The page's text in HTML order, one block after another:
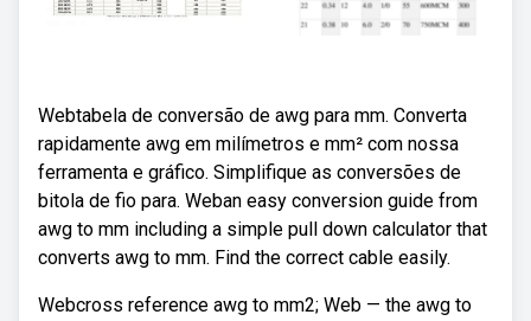
Webtabela de conversão de awg para mm. Converta
rapidamente awg em milímetros e mm² com nossa
ferramenta e gráfico. Simplifique as conversões de
bitola de fio para. Weban easy conversion guide from
awg to mm including a simple pull down calculator that
converts awg to mm. Find the correct cable easily.
Webcross reference awg to mm2; Web — the awg to